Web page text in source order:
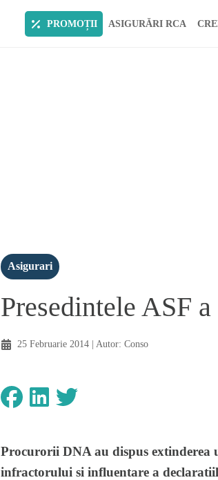
PROMOȚII ASIGURĂRI RCA
Asigurari
Presedintele ASF
25 Februarie 2014| Autor: Conso
Procurorii DNA au dispus
infractorului si influentare a